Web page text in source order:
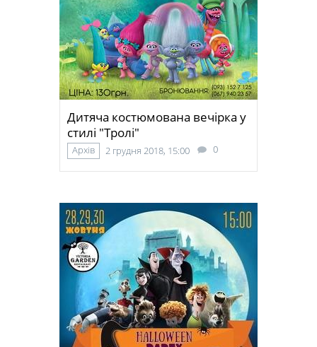
Дитяча костюмована вечірка у
стилі "Тролі"
Архів 2 грудня 2018, 15:00 0